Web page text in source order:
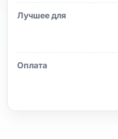
Лучшее для
Оплата